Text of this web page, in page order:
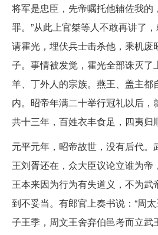
将军是忠臣，先帝嘱托他辅佐我的
罪。”从此上官桀等人不敢再讲了
请霍光，埋伏兵士击杀他，乘机废
子。事情被发觉，霍光全部诛灭了
羊、丁外人的宗族。燕王、盖主都
内。昭帝年满二十举行冠礼以后，
共十三年，百姓衣丰食足，四夷归
元平元年，昭帝故世，没有后代。
王刘胥还在，众大臣议论立谁为帝
王本来因为行为有失道义，不为武
到不妥当。有郎官上奏书说：“周
子王季，周文王舍弃伯邑考而立武